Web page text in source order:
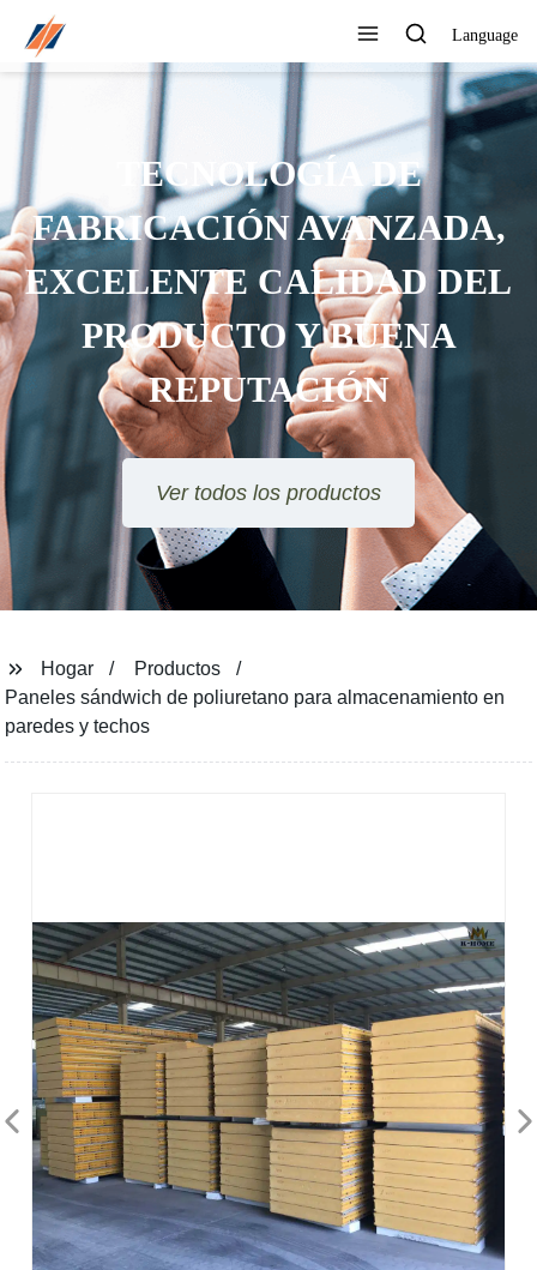
Language
TECNOLOGÍA DE
FABRICACIÓN AVANZADA,
EXCELENTE CALIDAD DEL
PRODUCTO Y BUENA
REPUTACIÓN
Ver todos los productos
Hogar
Productos
Paneles sándwich de poliuretano para almacenamiento en
paredes y techos